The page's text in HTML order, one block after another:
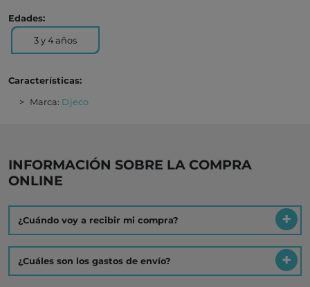
Edades:
3 y 4 años
Características:
Marca: Djeco
INFORMACIÓN SOBRE LA COMPRA
ONLINE
¿Cuándo voy a recibir mi compra?
¿Cuáles son los gastos de envío?